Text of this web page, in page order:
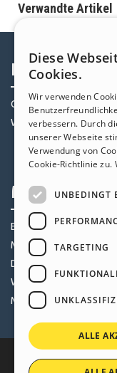
Verwandte Artikel
Help Center
Community
Websites von Nutzern
Mein Profil
Eigene Beiträge
Meine Lizenz
Downloads
Webhosting
Meine Credits
Diese
Cookies.
Wir verwenden
verbessern. Durch
unserer Webseite
Verwendung von
Cookie-Richtlinie zu.
UNBEDINGT
TARGETING
ALLE